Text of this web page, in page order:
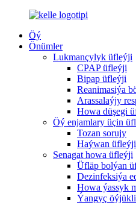
Öý
Önümler
Lukmançylyk üfleýji
CPAP üfleýji
Bipap üfleýji
Reanimasiýa
Arassalaýjy
Howa düşegi
Öý enjamlary üçin
Tozan sorujy
Haýwan üfleýji
Senagat howa üfleýji
Üfläp bolýan
Dezinfeksiýa
Howa ýassyk
Ýangyç